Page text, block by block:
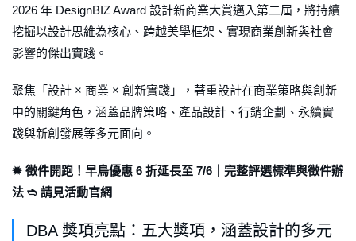
2026 年 DesignBIZ Award 設計新商業大賞邁入第二屆，將持續
挖掘以設計思維為核心、跨越美學框架、實現商業創新與社會
影響的傑出實踐。
聚焦「設計 × 商業 × 創新實踐」，著重設計在商業策略與創新
中的關鍵角色，涵蓋品牌策略、產品設計、行銷企劃、永續實
踐與新創發展等多元面向。
✹ 徵件開跑！早鳥優惠 6 折延長至 7/6｜完整評選標準與徵件辦
法 ➬ 請見活動官網
DBA 獎項亮點：五大獎項，涵蓋設計的多元